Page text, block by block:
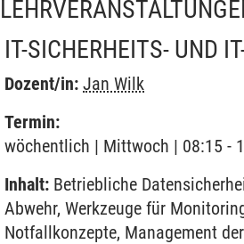
IT-SICHERHEITS- UND
Dozent/in: Jan Wilk
Termin:
wöchentlich | Mittwoch | 08:15 -
Inhalt: Betriebliche
Abwehr, Werkzeuge für
Notfallkonzepte, Management